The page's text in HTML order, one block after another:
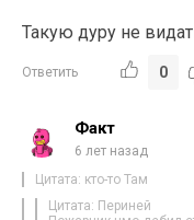
Такую дуру не
Ответить 0
Факт
6 лет назад
Цитата: кто-то Там
Цитата: Периней